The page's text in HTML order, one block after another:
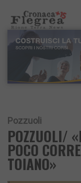
Pozzuoli
POZZUOLI/
POCO
TOIANO»